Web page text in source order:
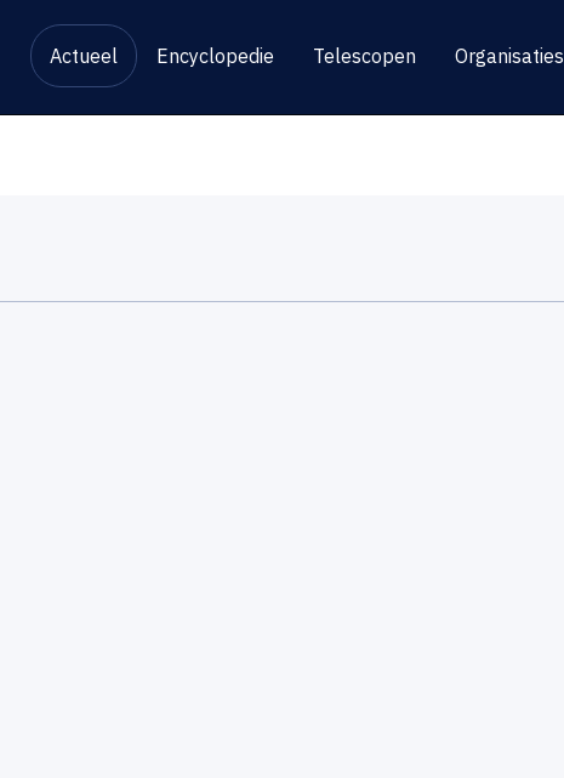
Actueel Encyclopedie Telescopen Organisaties